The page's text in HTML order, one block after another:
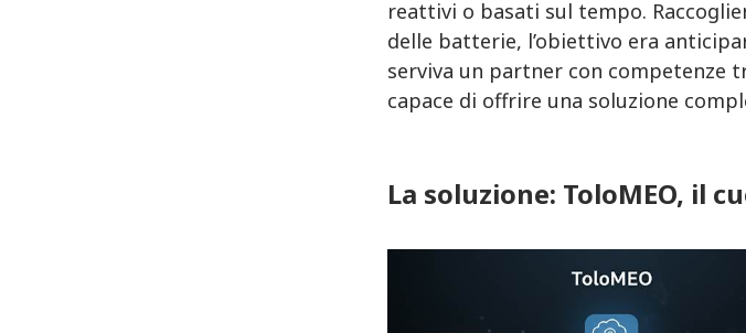
reattivi o basati sul tempo.
delle batterie, l’obiettivo era
serviva un partner con competenze
capace di offrire una soluzione
La soluzione: ToloMEO, il